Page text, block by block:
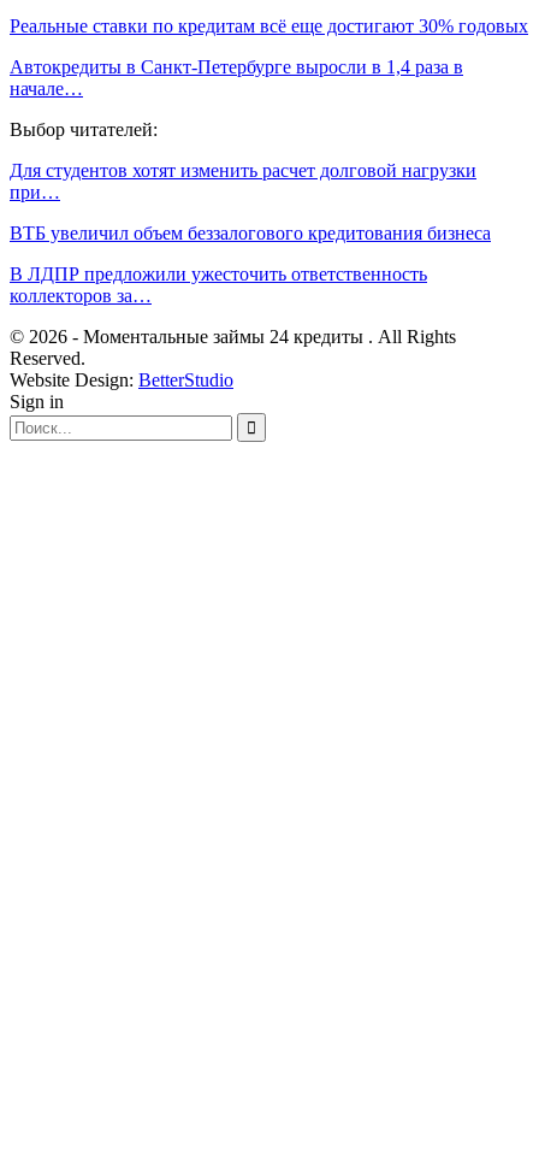
Реальные ставки по кредитам всё еще достигают 30% годовых
Автокредиты в Санкт-Петербурге выросли в 1,4 раза в
начале…
Выбор читателей:
Для студентов хотят изменить расчет долговой нагрузки
при…
ВТБ увеличил объем беззалогового кредитования бизнеса
В ЛДПР предложили ужесточить ответственность
коллекторов за…
© 2026 - Моментальные займы 24 кредиты . All Rights
Reserved.
Website Design: BetterStudio
Sign in